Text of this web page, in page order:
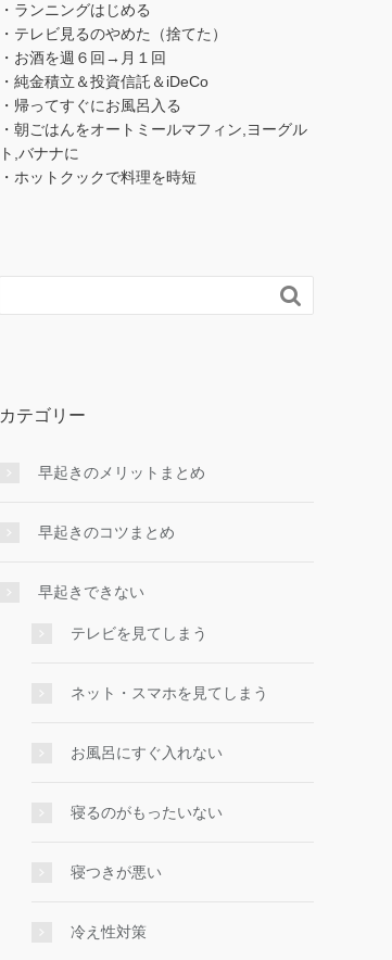
・ランニングはじめる
・テレビ見るのやめた（捨てた）
・お酒を週６回→月１回
・純金積立＆投資信託＆iDeCo
・帰ってすぐにお風呂入る
・朝ごはんをオートミールマフィン,ヨーグル
ト,バナナに
・ホットクックで料理を時短

カテゴリー
早起きのメリットまとめ
早起きのコツまとめ
早起きできない
テレビを見てしまう
ネット・スマホを見てしまう
お風呂にすぐ入れない
寝るのがもったいない
寝つきが悪い
冷え性対策